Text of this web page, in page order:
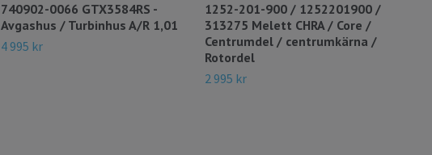
740902-0066 GTX3584RS -
Avgashus / Turbinhus A/R 1,01
4 995 kr
1252-201-900 / 1252201900 /
313275 Melett CHRA / Core /
Centrumdel / centrumkärna /
Rotordel
2 995 kr